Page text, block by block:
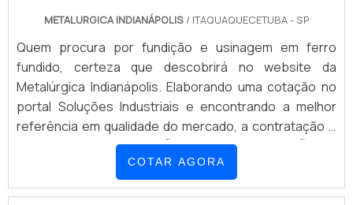
METALURGICA INDIANÁPOLIS/ ITAQUAQUECETUBA - SP
Quem procura por fundição e usinagem em ferro
fundido, certeza que descobrirá no website da
Metalúrgica Indianápolis. Elaborando uma cotação no
portal Soluções Industriais e encontrando a melhor
referência em qualidade do mercado, a contratação é
mais segura.INFORMAÇÕES SOBRE FUNDIÇÃO E
USINAGEM EM FERRO FUNDIDOSe alguém busca por
fundição e usinagem em ferro fundido em uma
COTAR AGORA